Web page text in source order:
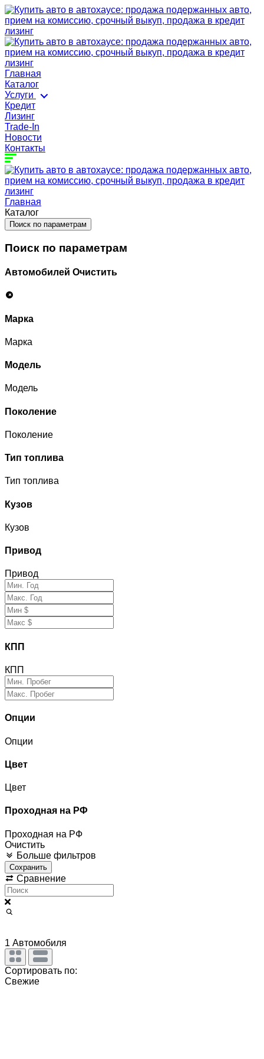
Главная
Каталог
Услуги
Кредит
Лизинг
Trade-In
Новости
Контакты
Главная
Каталог
Поиск по параметрам
Поиск по параметрам
Автомобилей Очистить
Марка
Марка
Модель
Модель
Поколение
Поколение
Тип топлива
Тип топлива
Кузов
Кузов
Привод
Привод
КПП
КПП
Опции
Опции
Цвет
Цвет
Проходная на РФ
Проходная на РФ
Очистить
Больше фильтров
Сохранить
Сравнение
1 Автомобиля
Сортировать по:
Свежие